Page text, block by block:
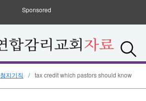
Sponsored
청지기직 tax credit which pastors should know